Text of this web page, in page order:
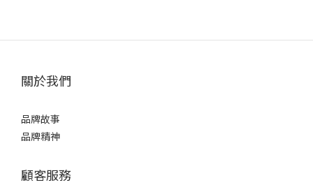
關於我們
品牌故事
品牌精神
顧客服務